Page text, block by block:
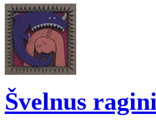
Švelnus